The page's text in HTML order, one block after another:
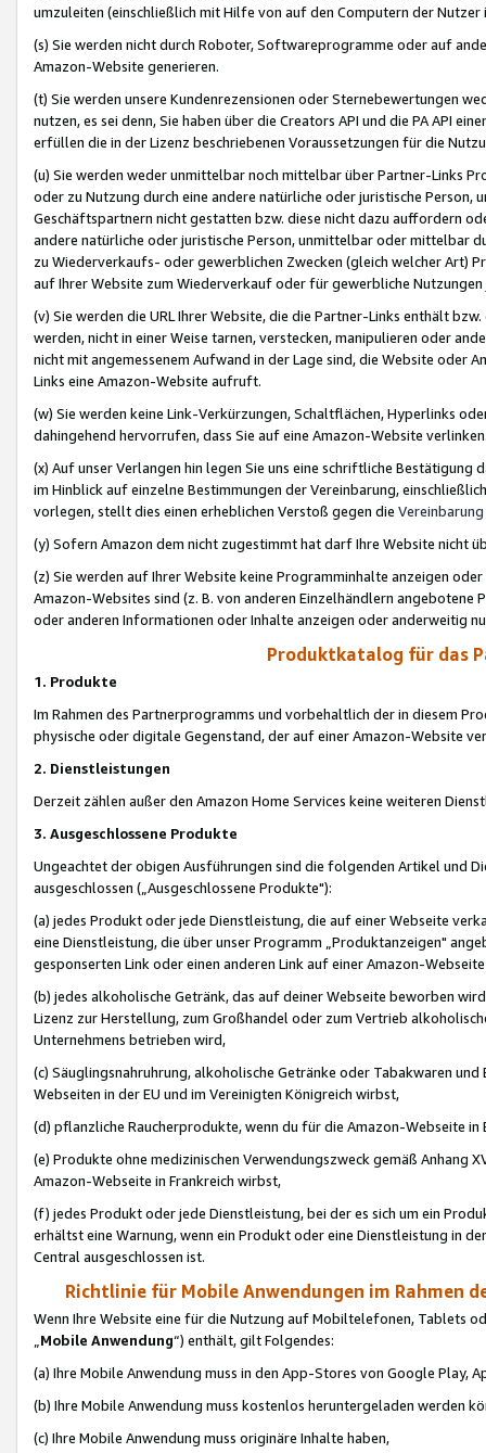
umzuleiten (einschließlich mit Hilfe von auf den Computern der
(s) Sie werden nicht durch Roboter, Softwareprogramme oder auf
Amazon-Website generieren.
(t) Sie werden unsere Kundenrezensionen oder Sternebewertungen
nutzen, es sei denn, Sie haben über die Creators API und die PA API
erfüllen die in der Lizenz beschriebenen Voraussetzungen für die
(u) Sie werden weder unmittelbar noch mittelbar über Partner-Links
oder zu Nutzung durch eine andere natürliche oder juristische
Geschäftspartnern nicht gestatten bzw. diese nicht dazu auffordern
andere natürliche oder juristische Person, unmittelbar oder mittelbar
zu Wiederverkaufs- oder gewerblichen Zwecken (gleich welcher Art)
auf Ihrer Website zum Wiederverkauf oder für gewerbliche
(v) Sie werden die URL Ihrer Website, die die Partner-Links enthält
werden, nicht in einer Weise tarnen, verstecken, manipulieren oder
nicht mit angemessenem Aufwand in der Lage sind, die Website oder
Links eine Amazon-Website aufruft.
(w) Sie werden keine Link-Verkürzungen, Schaltflächen, Hyperlinks
dahingehend hervorrufen, dass Sie auf eine Amazon-Website
(x) Auf unser Verlangen hin legen Sie uns eine schriftliche
im Hinblick auf einzelne Bestimmungen der Vereinbarung,
vorlegen, stellt dies einen erheblichen Verstoß gegen die Vereinbarung
(y) Sofern Amazon dem nicht zugestimmt hat darf Ihre Website nicht
(z) Sie werden auf Ihrer Website keine Programminhalte anzeigen
Amazon-Websites sind (z. B. von anderen Einzelhändlern
oder anderen Informationen oder Inhalte anzeigen oder anderweitig
Produktkatalog für das
1. Produkte
Im Rahmen des Partnerprogramms und vorbehaltlich der in diesem
physische oder digitale Gegenstand, der auf einer Amazon-Website
2. Dienstleistungen
Derzeit zählen außer den Amazon Home Services keine weiteren
3. Ausgeschlossene Produkte
Ungeachtet der obigen Ausführungen sind die folgenden Artikel und
ausgeschlossen („Ausgeschlossene Produkte"):
(a) jedes Produkt oder jede Dienstleistung, die auf einer Webseite
eine Dienstleistung, die über unser Programm „Produktanzeigen"
gesponserten Link oder einen anderen Link auf einer Amazon-
(b) jedes alkoholische Getränk, das auf deiner Webseite beworben
Lizenz zur Herstellung, zum Großhandel oder zum Vertrieb
Unternehmens betrieben wird,
(c) Säuglingsnahruhrung, alkoholische Getränke oder Tabakwaren
Webseiten in der EU und im Vereinigten Königreich wirbst,
(d) pflanzliche Raucherprodukte, wenn du für die Amazon-Webseite in
(e) Produkte ohne medizinischen Verwendungszweck gemäß Anhang
Amazon-Webseite in Frankreich wirbst,
(f) jedes Produkt oder jede Dienstleistung, bei der es sich um ein
erhältst eine Warnung, wenn ein Produkt oder eine Dienstleistung in
Central ausgeschlossen ist.
Richtlinie für Mobile Anwendungen im Rahmen
Wenn Ihre Website eine für die Nutzung auf Mobiltelefonen, Tablets
„Mobile Anwendung“) enthält, gilt Folgendes:
(a) Ihre Mobile Anwendung muss in den App-Stores von Google Play,
(b) Ihre Mobile Anwendung muss kostenlos heruntergeladen werden
(c) Ihre Mobile Anwendung muss originäre Inhalte haben,